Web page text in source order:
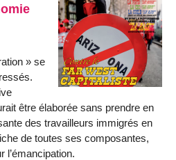
» se
être élaborée sans prendre en
des travailleurs immigrés en
de toutes ses composantes,
l’émancipation.